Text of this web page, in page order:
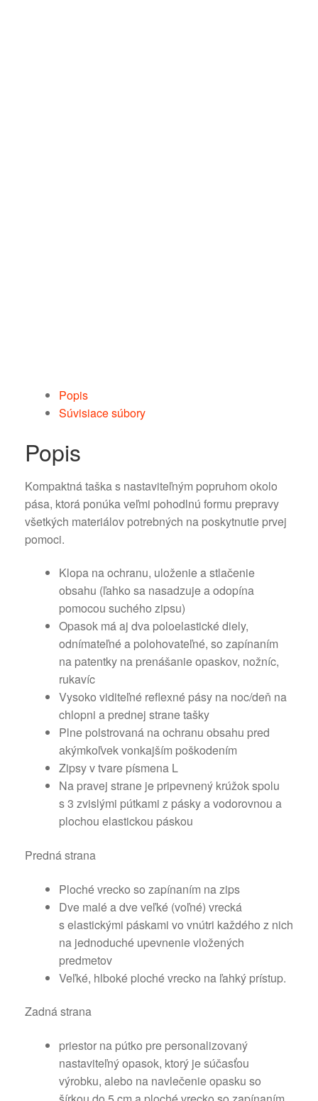
Popis
Súvisiace súbory
Popis
Kompaktná taška s nastaviteľným popruhom okolo
pása, ktorá ponúka veľmi pohodlnú formu prepravy
všetkých materiálov potrebných na poskytnutie prvej
pomoci.
Klopa na ochranu, uloženie a stlačenie
obsahu (ľahko sa nasadzuje a odopína
pomocou suchého zipsu)
Opasok má aj dva poloelastické diely,
odnímateľné a polohovateľné, so zapínaním
na patentky na prenášanie opaskov, nožníc,
rukavíc
Vysoko viditeľné reflexné pásy na noc/deň na
chlopni a prednej strane tašky
Plne polstrovaná na ochranu obsahu pred
akýmkoľvek vonkajším poškodením
Zipsy v tvare písmena L
Na pravej strane je pripevnený krúžok spolu
s 3 zvislými pútkami z pásky a vodorovnou a
plochou elastickou páskou
Predná strana
Ploché vrecko so zapínaním na zips
Dve malé a dve veľké (voľné) vrecká
s elastickými páskami vo vnútri každého z nich
na jednoduché upevnenie vložených
predmetov
Veľké, hlboké ploché vrecko na ľahký prístup.
Zadná strana
priestor na pútko pre personalizovaný
nastaviteľný opasok, ktorý je súčasťou
výrobku, alebo na navlečenie opasku so